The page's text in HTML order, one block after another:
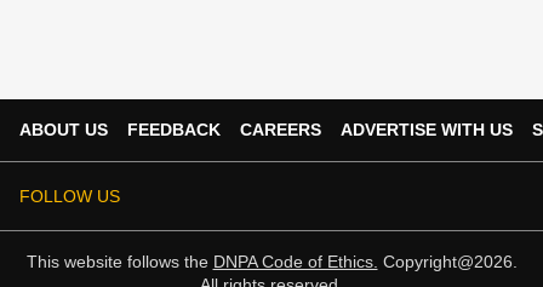
ABOUT US FEEDBACK CAREERS ADVERTISE WITH US
FOLLOW US
This website follows the DNPA Code of Ethics. Copyright@2026.